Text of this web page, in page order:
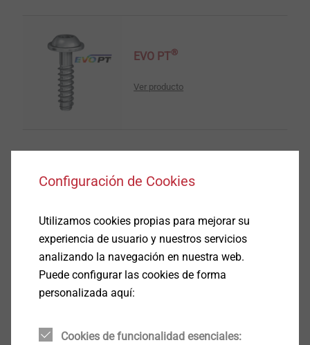
EVO PT®
Ver producto
®
Ver producto
DELTA PT
Configuración de Cookies
Utilizamos cookies propias para mejorar su
experiencia de usuario y nuestros servicios
analizando la navegación en nuestra web.
Puede configurar las cookies de forma
personalizada aquí:
Cookies de funcionalidad esenciales: